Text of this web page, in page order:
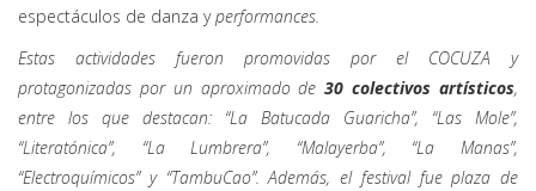
espectáculos de danza yperformances.
Estas actividades fueron promovidas por el COCUZA y
protagonizadas por un aproximado de30 colectivos artísticos,
entre los que destacan: “La Batucada Guaricha”, “Las Mole”,
“Literatónica”, “La Lumbrera”, “Malayerba”, “La Manas”,
“Electroquímicos” y “TambuCao”. Además, el festival fue plaza de